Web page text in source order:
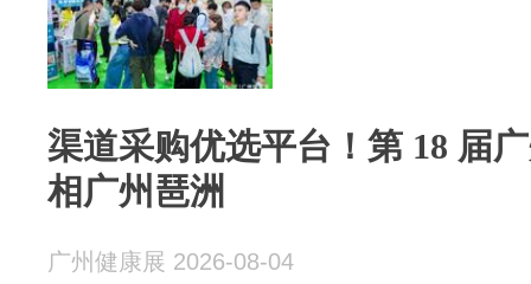
渠道采购优选平台！第 18 届
相广州琶洲
广州健康展 2026-08-04